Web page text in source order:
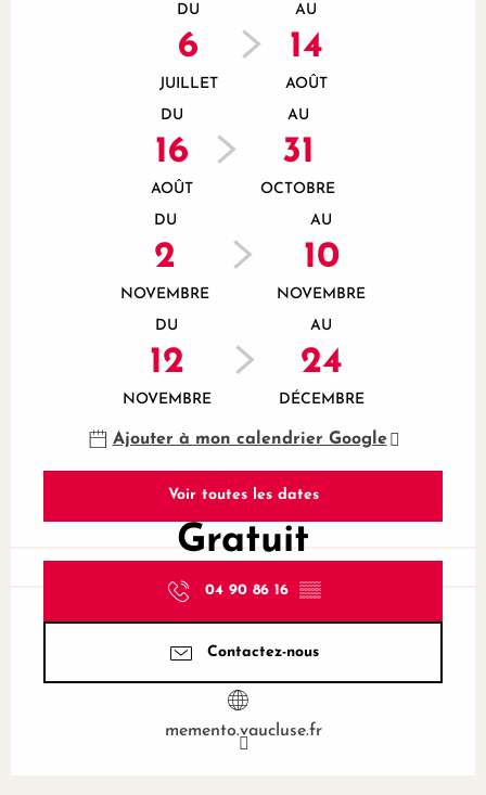
DU
6
JUILLET
AU
14
AOÛT
DU
16
AOÛT
AU
31
OCTOBRE
DU
2
NOVEMBRE
AU
10
NOVEMBRE
DU
12
NOVEMBRE
AU
24
DÉCEMBRE
Ajouter à mon calendrier Google
Voir toutes les dates
Gratuit
04 90 86 16 ▒▒
Contactez-nous
memento.vaucluse.fr